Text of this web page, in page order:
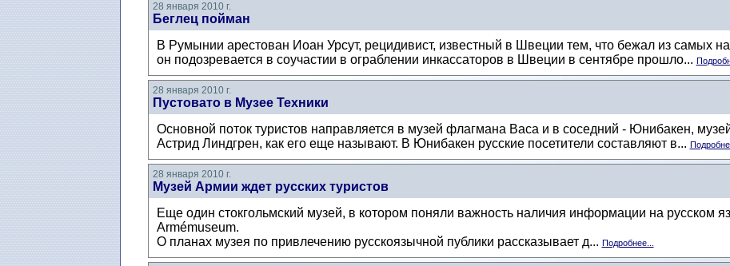
28 января 2010 г.
Беглец пойман
В Румынии арестован Иоан Урсут, рецидивист, известный в Швеции тем, что бежал из самых
он подозревается в соучастии в ограблении инкассаторов в Швеции в сентябре прошло...
28 января 2010 г.
Пустовато в Музее Техники
Основной поток туристов направляется в музей флагмана Васа и в соседний - Юнибакен,
Астрид Линдгрен, как его еще называют. В Юнибакен русские посетители составляют в...
28 января 2010 г.
Музей Армии ждет русских туристов
Еще один стокгольмский музей, в котором поняли важность наличия информации на русском
Armémuseum.
О планах музея по привлечению русскоязычной публики рассказывает д... Подробнее...